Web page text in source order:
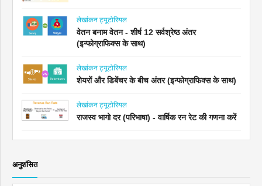
लेखांकन ट्यूटोरियल
वेतन बनाम वेतन - शीर्ष 12 सर्वश्रेष्ठ अंतर
(इन्फोग्राफिक्स के साथ)
लेखांकन ट्यूटोरियल
शेयरों और डिबेंचर के बीच अंतर (इन्फोग्राफिक्स के साथ)
लेखांकन ट्यूटोरियल
राजस्व भागो दर (परिभाषा) - वार्षिक रन रेट की गणना करें
अनुशंसित